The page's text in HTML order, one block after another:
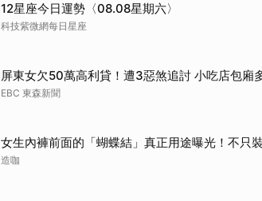
12星座今日運勢〈08.08星期六〉
科技紫微網每日星座
屏東女欠50萬高利貸！遭3惡煞追討 小吃店包廂
EBC 東森新聞
女生內褲前面的「蝴蝶結」真正用途曝光！不只
造咖